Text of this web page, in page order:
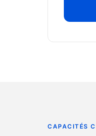
CAPACITÉS